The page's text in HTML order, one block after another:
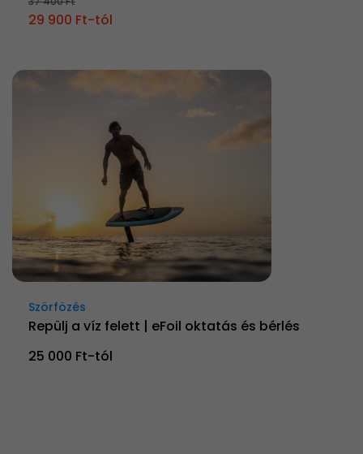
29 900 Ft-tól
Szörfözés
Repülj a víz felett | eFoil oktatás és bérlés
25 000 Ft-tól